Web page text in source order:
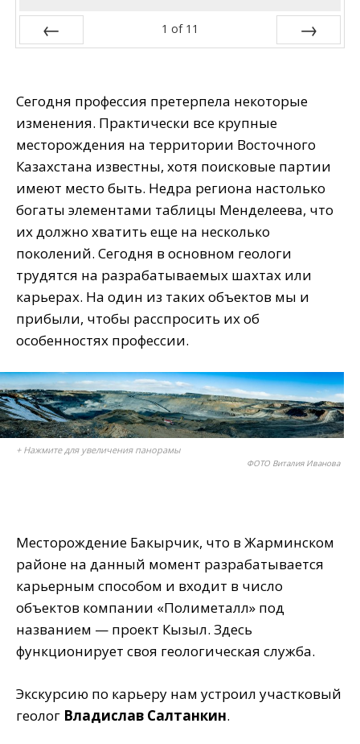
1 of 11
Сегодня профессия претерпела некоторые
изменения. Практически все крупные
месторождения на территории Восточного
Казахстана известны, хотя поисковые партии
имеют место быть. Недра региона настолько
богаты элементами таблицы Менделеева, что
их должно хватить еще на несколько
поколений. Сегодня в основном геологи
трудятся на разрабатываемых шахтах или
карьерах. На один из таких объектов мы и
прибыли, чтобы расспросить их об
особенностях профессии.
+ Нажмите для увеличения панорамы
ФОТО Виталия Иванова
Месторождение Бакырчик, что в Жарминском
районе на данный момент разрабатывается
карьерным способом и входит в число
объектов компании «Полиметалл» под
названием — проект Кызыл. Здесь
функционирует своя геологическая служба.
Экскурсию по карьеру нам устроил участковый
геолог Владислав Салтанкин.